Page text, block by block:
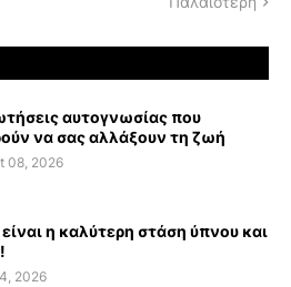
αυτογνωσίας που
να σας αλλάξουν τη ζωή
08, 2026
η καλύτερη στάση ύπνου και
2026